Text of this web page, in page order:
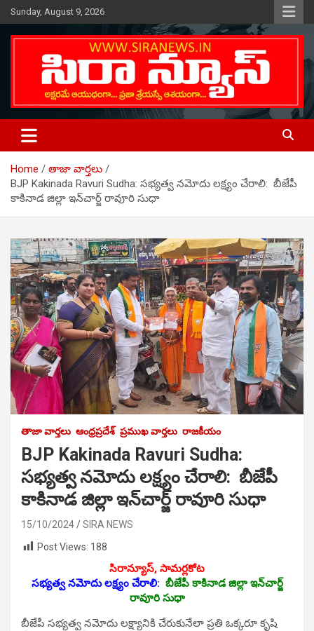
Skip
to
content
Sunday, August 9, 2026
SIRA NEWS
Telugu Online News Daily
Home
తాజా వార్తలు
BJP Kakinada Ravuri Sudha: స‌భ్య‌త్వ న‌మోదు ల‌క్ష్యం చేరాలి: బీజేపీ
కాకినాడ జిల్లా ఇన్‌చార్జ్‌ రావూరి సుధా
తాజా వార్తలు ఆంధ్రప్రదేశ్ ప్రముఖ వార్తలు రాజకీయం
BJP Kakinada Ravuri Sudha:
స‌భ్య‌త్వ న‌మోదు ల‌క్ష్యం చేరాలి: బీజేపీ
కాకినాడ జిల్లా ఇన్‌చార్జ్‌ రావూరి సుధా
15/10/2024
SIRA NEWS
Post Views: 188
సిరాన్యూస్‌, సామర్లకోట
స‌భ్య‌త్వ న‌మోదు ల‌క్ష్యం చేరాలి: బీజేపీ కాకినాడ జిల్లా ఇన్‌చార్జ్‌
రావూరి సుధా
బీజేపీ స‌భ్య‌త్వ న‌మోదు ల‌క్ష్యానికి చేరుకునేలా ప్ర‌తి ఒక్క‌రూ కృషి